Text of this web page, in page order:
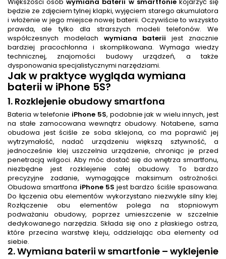
będzie ze zdjęciem tylnej klapki, wyjęciem starego akumulatora
i włożenie w jego miejsce nowej baterii. Oczywiście to wszyskto
prawda, ale tylko dla strarszych modeli telefonów. We
współczesnych modelach wymiana baterii jest znacznie
bardziej pracochłonna i skomplikowana. Wymaga wiedzy
technicznej, znajomości budowy urządzeń, a także
dysponowania specjalistycznymi narzędziami.
Jak w praktyce wygląda wymiana
baterii w iPhone 5S?
1. Rozklejenie obudowy smartfona
Bateria w telefonie iPhone 5S, podobnie jak w wielu innych, jest
na stałe zamocowana wewnątrz obudowy. Notabene, sama
obudowa jest ściśle ze soba sklejona, co ma poprawić jej
wytrzymałość, nadać urządzeniu większą sztywność, a
jednocześnie klej uszczelnia urządzenie, chroniąc je przed
penetracją wilgoci. Aby móc dostać się do wnętrza smartfonu,
niezbędne jest rozklejenie całej obudowy. To bardzo
precyzyjne zadanie, wymagające maksimum ostrożności.
Obudowa smartfona iPhone 5S jest bardzo ściśle spasowana.
Do łączenia obu elementów wykorzystano niezwykle silny klej.
Rozłączenie obu elementów polega na stopniowym
podważaniu obudowy, poprzez umieszczenie w szczelnie
dedykowanego narzędzia. Składa się ono z płaskiego ostrza,
które przecina warstwę kleju, oddzielając oba elementy od
siebie.
2.Wymiana baterii w smartfonie – wyklejenie